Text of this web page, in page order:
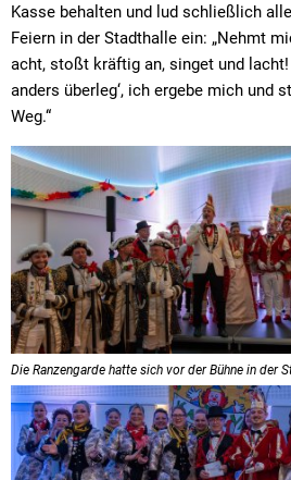
Kasse behalten und lud schließlich
Feiern in der Stadthalle ein: „Nehmt
acht, stoßt kräftig an, singet und lacht!
anders überleg‘, ich ergebe mich und
Weg.“
Die Ranzengarde hatte sich vor der Bühne in der